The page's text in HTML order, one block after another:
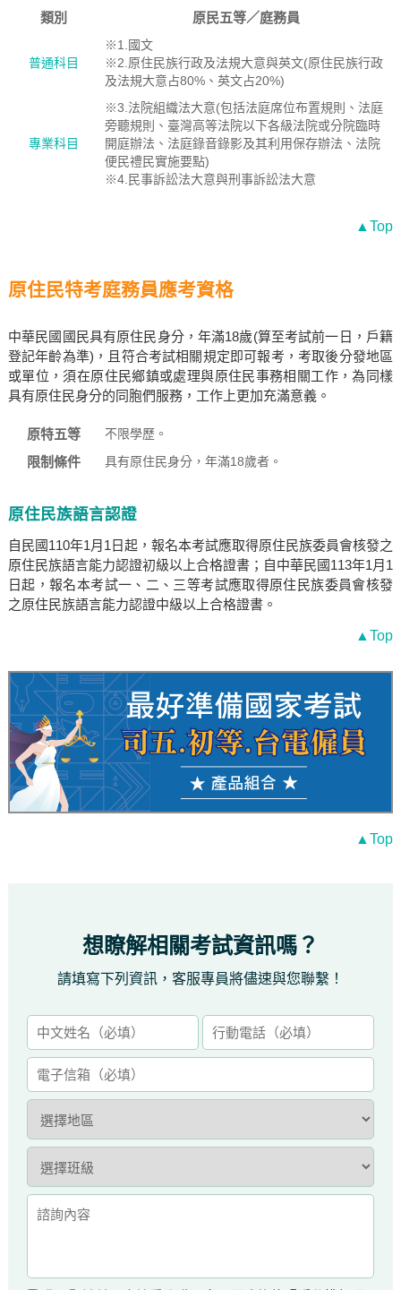
類別 原民五等／庭務員
普通科目
※1.國文
※2.原住民族行政及法規大意與英文(原住民族行政
及法規大意占80%、英文占20%)
專業科目
※3.法院組織法大意(包括法庭席位布置規則、法庭
旁聽規則、臺灣高等法院以下各級法院或分院臨時
開庭辦法、法庭錄音錄影及其利用保存辦法、法院
便民禮民實施要點)
※4.民事訴訟法大意與刑事訴訟法大意
▲Top
原住民特考庭務員應考資格
中華民國國民具有原住民身分，年滿18歲(算至考試前一日，戶籍
登記年齡為準)，且符合考試相關規定即可報考，考取後分發地區
或單位，須在原住民鄉鎮或處理與原住民事務相關工作，為同樣
具有原住民身分的同胞們服務，工作上更加充滿意義。
原特五等 不限學歷。
限制條件 具有原住民身分，年滿18歲者。
原住民族語言認證
自民國110年1月1日起，報名本考試應取得原住民族委員會核發之
原住民族語言能力認證初級以上合格證書；自中華民國113年1月1
日起，報名本考試一、二、三等考試應取得原住民族委員會核發
之原住民族語言能力認證中級以上合格證書。
▲Top
▲Top
想瞭解相關考試資訊嗎？
請填寫下列資訊，客服專員將儘速與您聯繫！